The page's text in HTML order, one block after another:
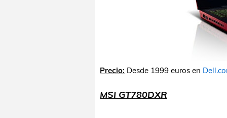
Precio: Desde 1999 euros en
MSI GT780DXR